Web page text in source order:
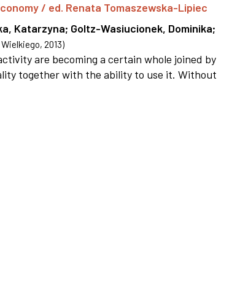
/ ed. Renata Tomaszewska-Lipiec
Katarzyna; Goltz-Wasiucionek, Dominika;
, 2013)
are becoming a certain whole joined by
together with the ability to use it. Without